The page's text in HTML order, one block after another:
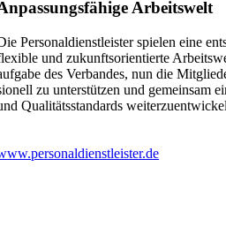
Arbeitswelt
Perso­nal­dienst­leister spielen eine
und zukunfts­ori­en­tierte
des Verbandes, nun die
zu unter­stützen und gemeinsam
Quali­täts­stan­dards